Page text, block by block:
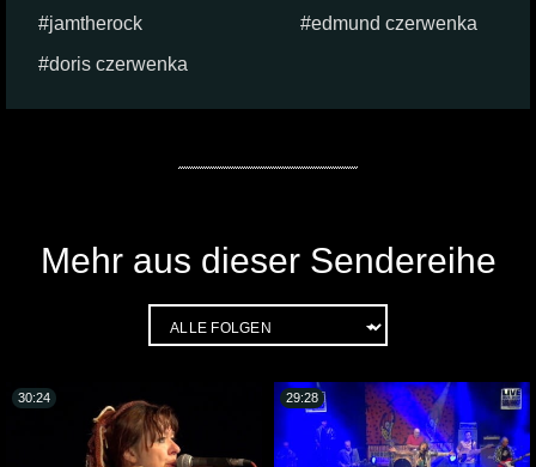
jamtherock
edmund czerwenka
doris czerwenka
Mehr aus dieser Sendereihe
30:24 29:28